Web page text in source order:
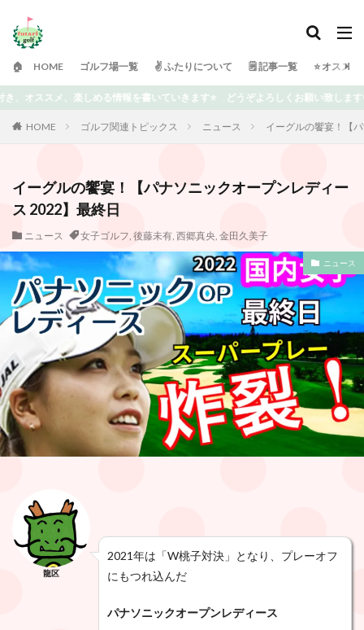
🏠 HOME ゴルフ場一覧 ✌️ ふたりについて 🗒 記事一覧 ⭐️ オスス
ます⭐️ どうぞよろしくお願い致します😀
HOME ゴルフ関連トピックス ニュース イーグルの饗宴！【
イーグルの饗宴！【パナソニックオープンレディー
ス 2022】最終日
ニュース 女子ゴルフ, 後藤未有, 西郷真央, 金田久美子
ニュース
龍区
2021年は「W桃子対決」となり、プレーオフ
にもつれ込んだ
パナソニックオープンレディース